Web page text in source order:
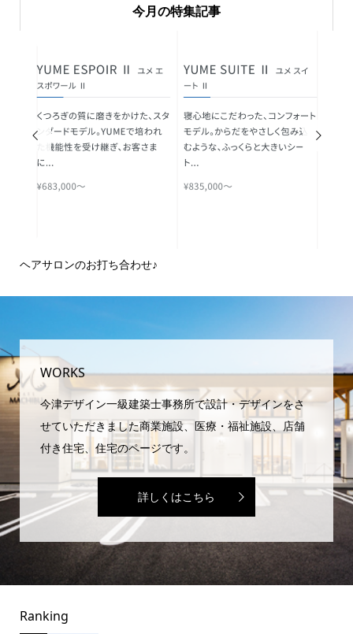
今月の特集記事

ヘアサロンのお打ち合わせ♪

WORKS
今津デザイン一級建築士事務所で設計・デザインをさ
せていただきました商業施設、医療・福祉施設、店舗
付き住宅、住宅のページです。
詳しくはこちら
Ranking